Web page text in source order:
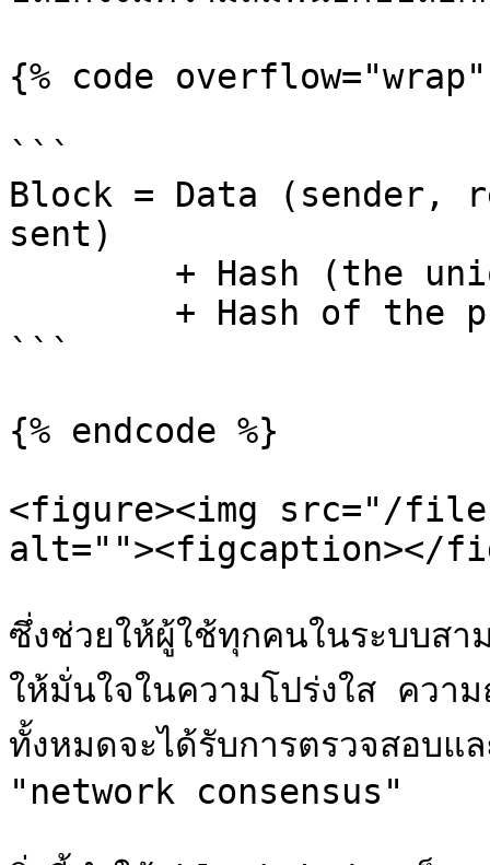
{% code
```
Block = Data (sender,
sent)
```
{% endcode %}
<figure><img src="/files/
alt=""><figcaption></
ซึ่งช่วยให้ผู้ใช้ทุกคนในระบบส
ให้มั่นใจในความโปร่งใส ควา
ทั้งหมดจะได้รับการตรวจสอบแ
"network consensus"